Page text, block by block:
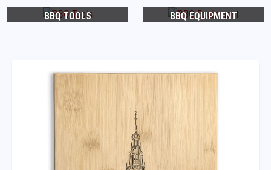
BBQ TOOLS BBQ EQUIPMENT